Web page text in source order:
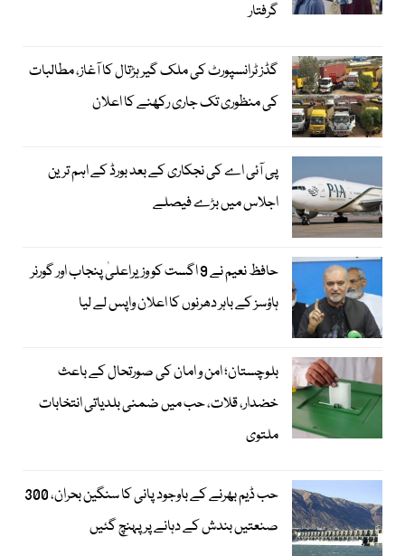
گرفتار
گڈز ٹرانسپورٹ کی ملک گیر ہڑتال کا آغاز، مطالبات
کی منظوری تک جاری رکھنے کا اعلان
پی آئی اے کی نجکاری کے بعد بورڈ کے اہم ترین
اجلاس میں بڑے فیصلے
حافظ نعیم نے 9 اگست کو وزیراعلیٰ پنجاب اور گورنر
ہاؤسز کے باہر دھرنوں کا اعلان واپس لے لیا
بلوچستان؛ امن و امان کی صورتحال کے باعث
خضدار، قلات، حب میں ضمنی بلدیاتی انتخابات
ملتوی
حب ڈیم بھرنے کے باوجود پانی کا سنگین بحران، 300
صنعتیں بندش کے دہانے پر پہنچ گئیں